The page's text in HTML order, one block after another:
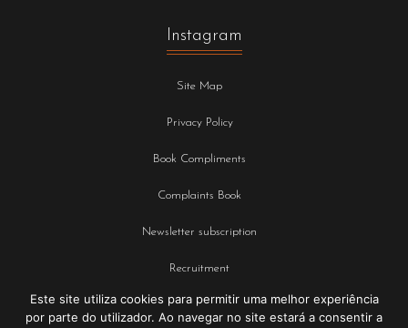
Instagram
Site Map
Privacy Policy
Book Compliments
Complaints Book
Newsletter subscription
Recruitment
Terms and Conditions
Este site utiliza cookies para permitir uma melhor experiência
por parte do utilizador. Ao navegar no site estará a consentir a